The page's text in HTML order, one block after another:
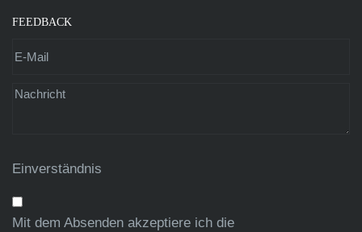
FEEDBACK
Einverständnis
Mit dem Absenden akzeptiere ich die